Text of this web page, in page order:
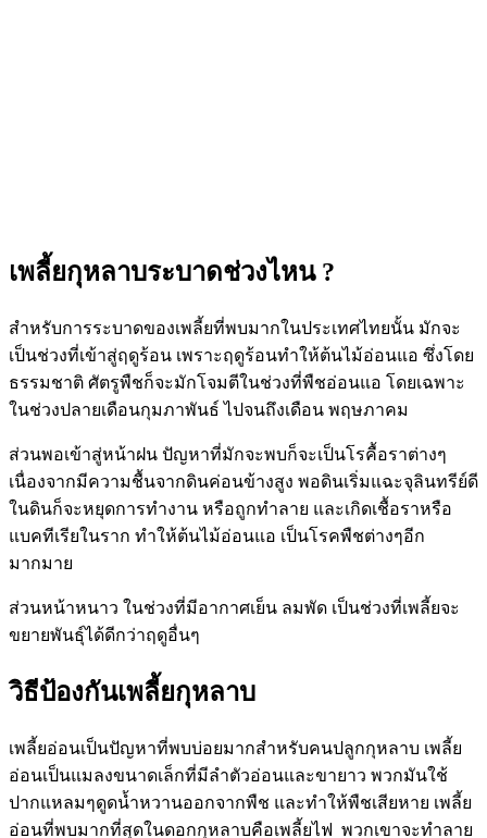
เพลี้ยกุหลาบระบาดช่วงไหน ?
สำหรับการระบาดของเพลี้ยที่พบมากในประเทศไทยนั้น มักจะ
เป็นช่วงที่เข้าสู่ฤดูร้อน เพราะฤดูร้อนทำให้ต้นไม้อ่อนแอ ซึ่งโดย
ธรรมชาติ ศัตรูพืชก็จะมักโจมตีในช่วงที่พืชอ่อนแอ โดยเฉพาะ
ในช่วงปลายเดือนกุมภาพันธ์ ไปจนถึงเดือน พฤษภาคม
ส่วนพอเข้าสู่หน้าฝน ปัญหาที่มักจะพบก็จะเป็นโรคื้อราต่างๆ
เนื่องจากมีความชื้นจากดินค่อนข้างสูง พอดินเริ่มแฉะจุลินทรีย์ดี
ในดินก็จะหยุดการทำงาน หรือถูกทำลาย และเกิดเชื้อราหรือ
แบคทีเรียในราก ทำให้ต้นไม้อ่อนแอ เป็นโรคพืชต่างๆอีก
มากมาย
ส่วนหน้าหนาว ในช่วงที่มีอากาศเย็น ลมพัด เป็นช่วงที่เพลี้ยจะ
ขยายพันธุ์ได้ดีกว่าฤดูอื่นๆ
วิธีป้องกันเพลี้ยกุหลาบ
เพลี้ยอ่อนเป็นปัญหาที่พบบ่อยมากสำหรับคนปลูกกุหลาบ เพลี้ย
อ่อนเป็นแมลงขนาดเล็กที่มีลำตัวอ่อนและขายาว พวกมันใช้
ปากแหลมๆดูดน้ำหวานออกจากพืช และทำให้พืชเสียหาย เพลี้ย
อ่อนที่พบมากที่สุดในดอกกุหลาบคือเพลี้ยไฟ พวกเขาจะทำลาย